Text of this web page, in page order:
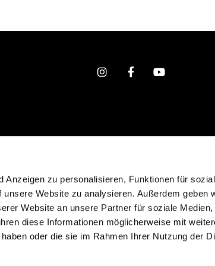
Anzeigen zu personalisieren, Funktionen für
Website zu analysieren. Außerdem geben
Website an unsere Partner für soziale Medien,
diese Informationen möglicherweise mit
oder die sie im Rahmen Ihrer Nutzung der
Datenschutzerklärung ChurchDesk-